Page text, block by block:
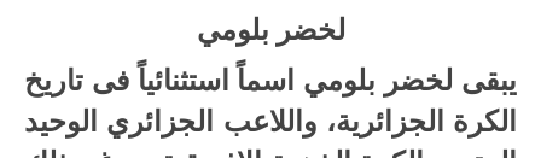
لخضر بلومي
يبقى لخضر بلومي اسماً استثنائياً فى تاريخ
الكرة الجزائرية، واللاعب الجزائري الوحيد